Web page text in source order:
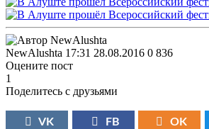
NewAlushta 17:31 28.08.2016 0 836
Оцените пост
1
Поделитесь с друзьями
VK FB OK